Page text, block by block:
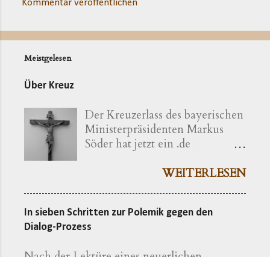
Kommentar veröffentlichen
Meistgelesen
Über Kreuz
Der Kreuzerlass des bayerischen
Ministerpräsidenten Markus
Söder hat jetzt ein .de
Der Vorgang gibt sich im
erkennen. Die »Ökumenische
Erklärung katholischer und
WEITERLESEN
In sieben Schritten zur Polemik gegen den
Dialog-Prozess